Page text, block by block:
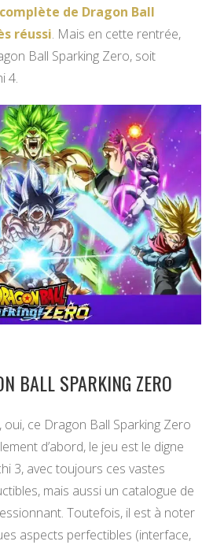
de Dragon Ball
réussi. Mais en cette rentrée,
Ball Sparking Zero, soit
4.
BALL SPARKING ZERO
oui, ce Dragon Ball Sparking Zero
d’abord, le jeu est le digne
3, avec toujours ces vastes
mais aussi un catalogue de
Toutefois, il est à noter
aspects perfectibles (interface,